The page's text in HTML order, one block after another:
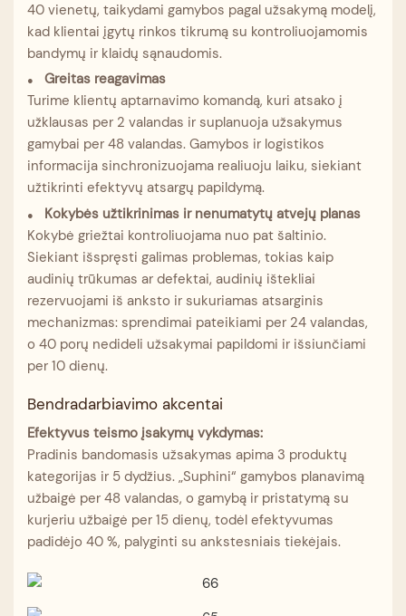
40 vienetų, taikydami gamybos pagal užsakymą modelį,
kad klientai įgytų rinkos tikrumą su kontroliuojamomis
bandymų ir klaidų sąnaudomis.
●
Greitas reagavimas
Turime klientų aptarnavimo komandą, kuri atsako į
užklausas per 2 valandas ir suplanuoja užsakymus
gamybai per 48 valandas. Gamybos ir logistikos
informacija sinchronizuojama realiuoju laiku, siekiant
užtikrinti efektyvų atsargų papildymą.
●
Kokybės užtikrinimas ir nenumatytų atvejų planas
Kokybė griežtai kontroliuojama nuo pat šaltinio.
Siekiant išspręsti galimas problemas, tokias kaip
audinių trūkumas ar defektai, audinių ištekliai
rezervuojami iš anksto ir sukuriamas atsarginis
mechanizmas: sprendimai pateikiami per 24 valandas,
o 40 porų nedideli užsakymai papildomi ir išsiunčiami
per 10 dienų.
Bendradarbiavimo akcentai
Efektyvus teismo įsakymų vykdymas:
Pradinis bandomasis užsakymas apima 3 produktų
kategorijas ir 5 dydžius. „Suphini“ gamybos planavimą
užbaigė per 48 valandas, o gamybą ir pristatymą su
kurjeriu užbaigė per 15 dienų, todėl efektyvumas
padidėjo 40 %, palyginti su ankstesniais tiekėjais.